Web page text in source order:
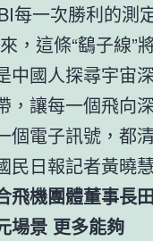
每一次勝利的測
，這條“鷂子線
中國人探尋宇宙
，讓每一個飛向
個電子訊號，都
民日報記者黃曉
飛機團體董事長
場景 更多能夠